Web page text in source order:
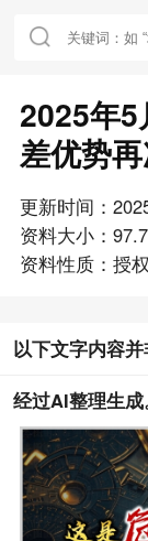
2025年5
差优势
更新时间：
资料大小：
资料性质：授
以下文字内容
经过AI整理生成